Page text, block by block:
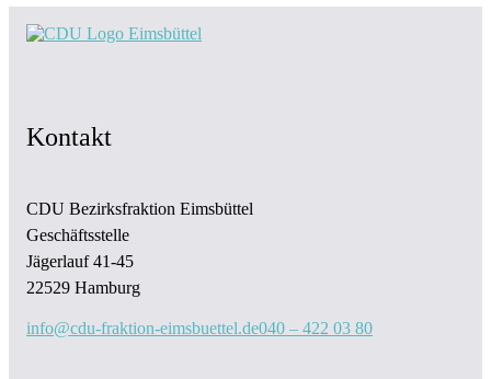
Kontakt
CDU Bezirksfraktion Eimsbüttel
Geschäftsstelle
Jägerlauf 41-45
22529 Hamburg
info@cdu-fraktion-eimsbuettel.de040 – 422 03 80